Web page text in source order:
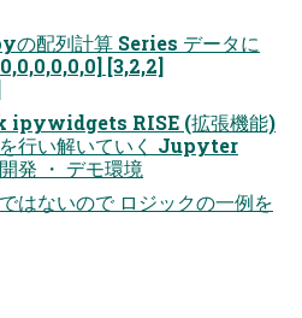
配列計算 Series データに
[3,2,2]
RISE (拡張機能)
行い解いていく Jupyter
発 ・ デモ環境
はないので ロジックの一例を